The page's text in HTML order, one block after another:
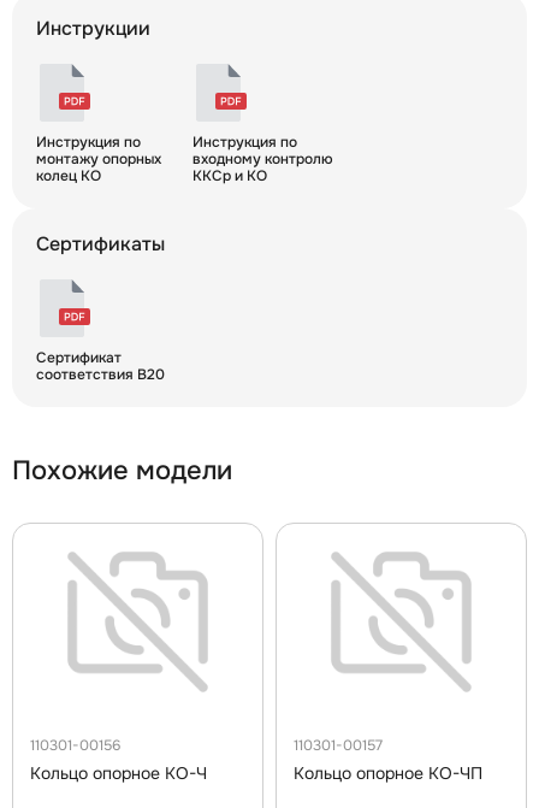
Инструкции
Инструкция по
монтажу опорных
колец КО
Инструкция по
входному контролю
ККСр и КО
Сертификаты
Сертификат
соответствия B20
Похожие модели
110301-00156
Кольцо опорное КО-Ч
110301-00157
Кольцо опорное КО-ЧП